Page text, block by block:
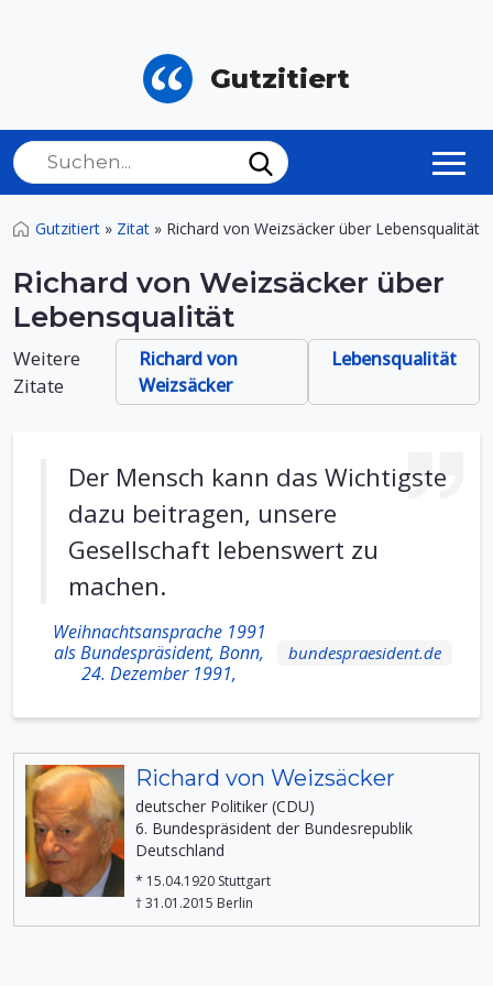
Gutzitiert
Gutzitiert » Zitat » Richard von Weizsäcker über Lebensqualität
Richard von Weizsäcker über
Lebensqualität
Weitere
Zitate
Richard von
Weizsäcker
Lebensqualität
Der Mensch kann das Wichtigste
dazu beitragen, unsere
Gesellschaft lebenswert zu
machen.
Weihnachtsansprache 1991
als Bundespräsident, Bonn,
24. Dezember 1991,
bundespraesident.de
Richard von Weizsäcker
deutscher Politiker (CDU)
6. Bundespräsident der Bundesrepublik
Deutschland
* 15.04.1920 Stuttgart
† 31.01.2015 Berlin